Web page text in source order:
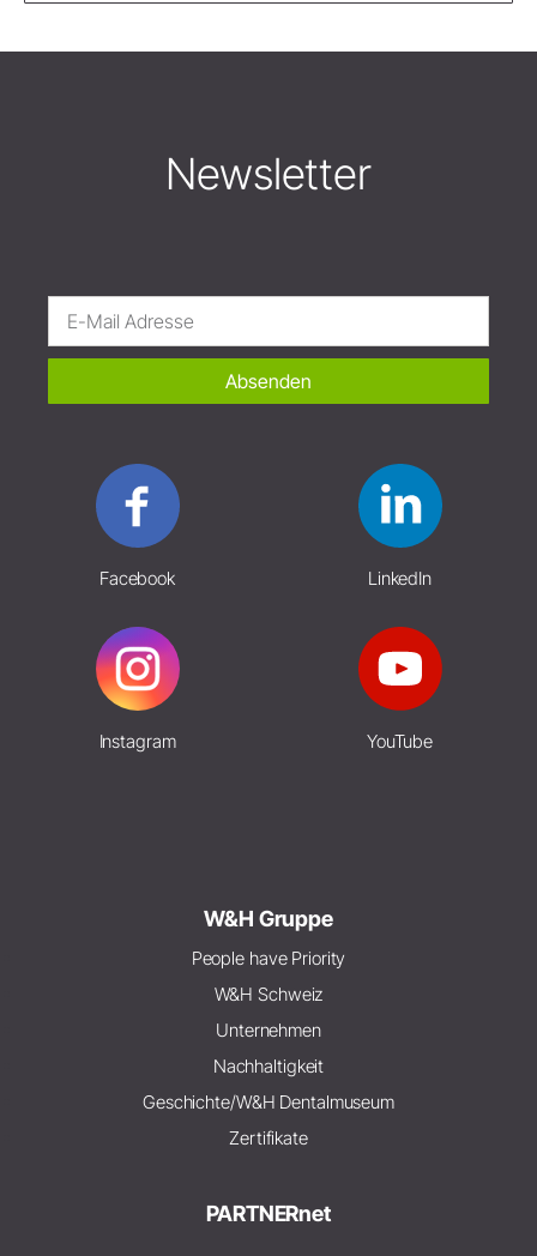
Newsletter
Absenden
Facebook LinkedIn
Instagram YouTube
W&H Gruppe
People have Priority
W&H Schweiz
Unternehmen
Nachhaltigkeit
Geschichte/W&H Dentalmuseum
Zertifikate
PARTNERnet